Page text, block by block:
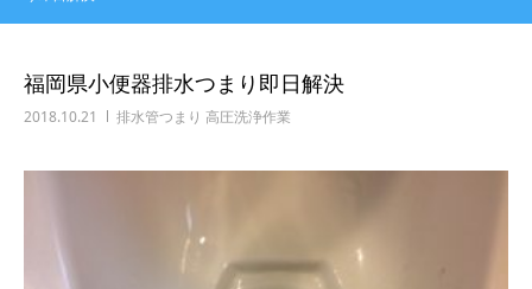
福岡県小便器排水つまり即日解決
2018.10.21 排水管つまり 高圧洗浄作業
ご依頼の流れ
サービス内容・料金